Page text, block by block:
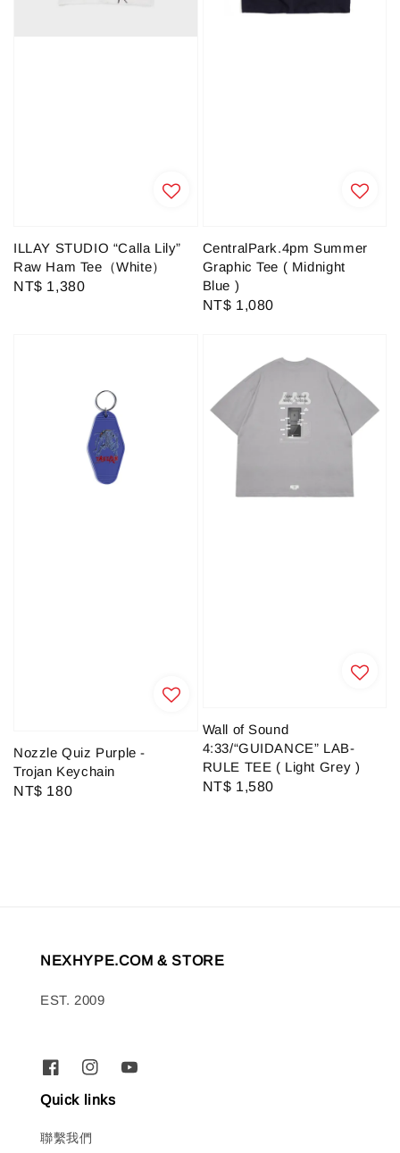
ILLAY STUDIO “Calla Lily”
Raw Ham Tee（White）
Regular
NT$ 1,380
CentralPark.4pm Summer
Graphic Tee ( Midnight
Blue )
Regular
NT$ 1,080
Nozzle Quiz Purple -
Trojan Keychain
Regular
NT$ 180
Wall of Sound
4:33/“GUIDANCE” LAB-
RULE TEE ( Light Grey )
Regular
NT$ 1,580
NEXHYPE.COM & STORE
EST. 2009
Quick links
聯繫我們